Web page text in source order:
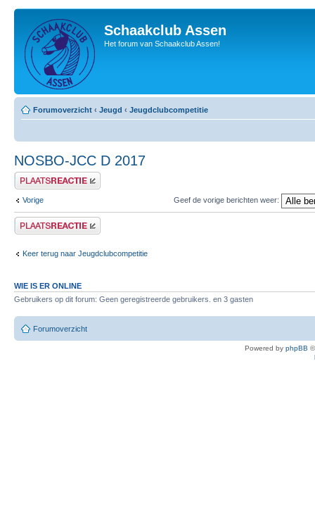
Schaakclub Assen
Het forum van Schaakclub Assen!
Forumoverzicht ‹ Jeugd ‹ Jeugdclubcompetitie
NOSBO-JCC D 2017
Plaats een reactie
Vorige Geef de vorige berichten weer:
Plaats een reactie
Keer terug naar Jeugdclubcompetitie
WIE IS ER ONLINE
Gebruikers op dit forum: Geen geregistreerde gebruikers. en 3 gasten
Forumoverzicht
Powered by phpBB